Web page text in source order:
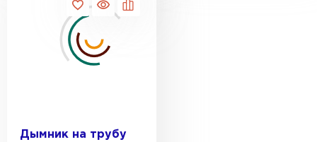
Дымник на трубу
Шифер